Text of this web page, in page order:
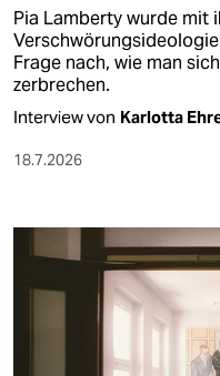
Pia Lamberty wurde mit
Frage nach, wie man
zerbrechen.
Interview von Karlotta
18.7.2026